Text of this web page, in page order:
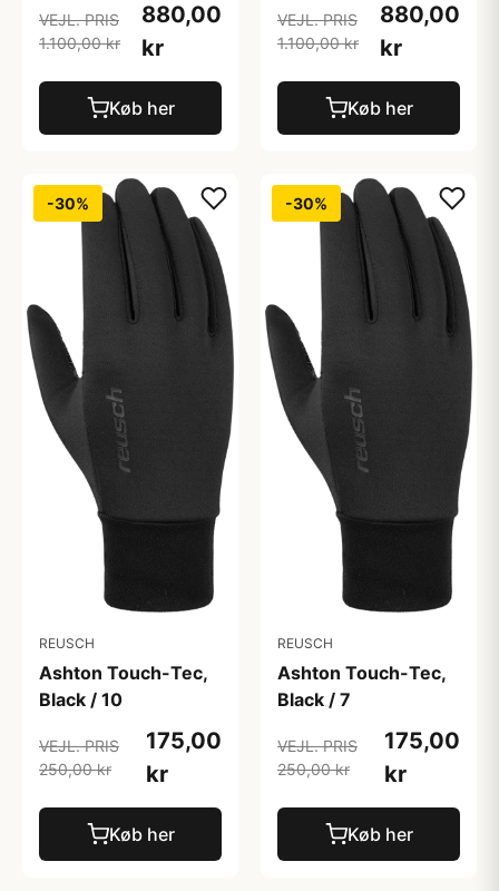
VEJL. PRIS
1.100,00 kr
880,00
kr
Køb her
VEJL. PRIS
1.100,00 kr
880,00
kr
Køb her
-30%
REUSCH
Ashton Touch-Tec,
Black / 10
VEJL. PRIS
250,00 kr
175,00
kr
Køb her
-30%
REUSCH
Ashton Touch-Tec,
Black / 7
VEJL. PRIS
250,00 kr
175,00
kr
Køb her